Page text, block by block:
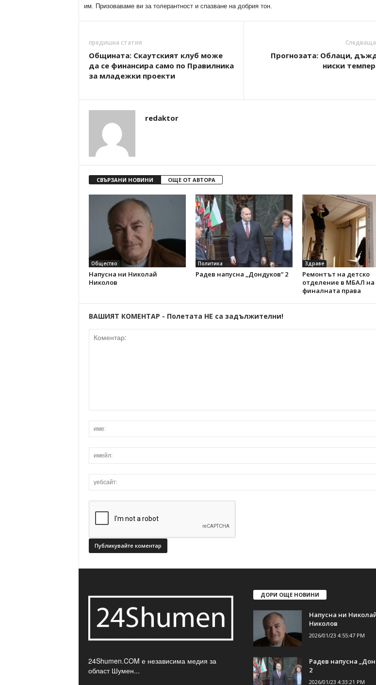
им. Призоваваме ви за толерантност и спазване на добрия тон.
предишна статия
Общината: Скаутският клуб може
да се финансира само по Правилника
за младежки проекти
Прогнозата: Облаци,
ниски
redaktor
СВЪРЗАНИ НОВИНИ ОЩЕ ОТ АВТОРА
Общество
Напусна ни Николай
Николов
Политика
Радев напусна „Дондуков“ 2
Здраве
Ремонтът на детско
отделение в МБАЛ на
финалната права
ВАШИЯТ КОМЕНТАР - Полетата НЕ са задължителни!
24Shumen.COM е независима медия за
област Шумен...
ДОРИ ОЩЕ НОВИНИ
Напусна ни
Николов
2026/01/23 4:55:47 PM
Радев напусна
2
2026/01/23 4:33:21 PM